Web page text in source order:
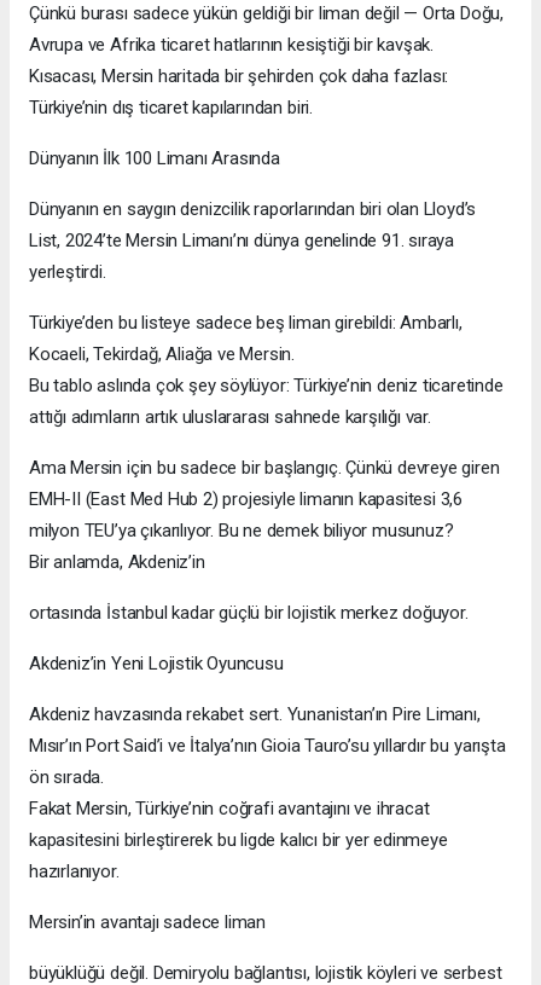
Çünkü burası sadece yükün geldiği bir liman değil — Orta Doğu,
Avrupa ve Afrika ticaret hatlarının kesiştiği bir kavşak.
Kısacası, Mersin haritada bir şehirden çok daha fazlası:
Türkiye’nin dış ticaret kapılarından biri.
Dünyanın İlk 100 Limanı Arasında
Dünyanın en saygın denizcilik raporlarından biri olan Lloyd’s
List, 2024’te Mersin Limanı’nı dünya genelinde 91. sıraya
yerleştirdi.
Türkiye’den bu listeye sadece beş liman girebildi: Ambarlı,
Kocaeli, Tekirdağ, Aliağa ve Mersin.
Bu tablo aslında çok şey söylüyor: Türkiye’nin deniz ticaretinde
attığı adımların artık uluslararası sahnede karşılığı var.
Ama Mersin için bu sadece bir başlangıç. Çünkü devreye giren
EMH-II (East Med Hub 2) projesiyle limanın kapasitesi 3,6
milyon TEU’ya çıkarılıyor. Bu ne demek biliyor musunuz?
Bir anlamda, Akdeniz’in
ortasında İstanbul kadar güçlü bir lojistik merkez doğuyor.
Akdeniz’in Yeni Lojistik Oyuncusu
Akdeniz havzasında rekabet sert. Yunanistan’ın Pire Limanı,
Mısır’ın Port Said’i ve İtalya’nın Gioia Tauro’su yıllardır bu yarışta
ön sırada.
Fakat Mersin, Türkiye’nin coğrafi avantajını ve ihracat
kapasitesini birleştirerek bu ligde kalıcı bir yer edinmeye
hazırlanıyor.
Mersin’in avantajı sadece liman
büyüklüğü değil. Demiryolu bağlantısı, lojistik köyleri ve serbest